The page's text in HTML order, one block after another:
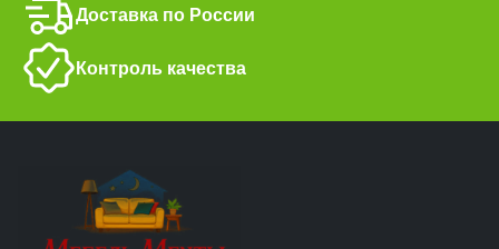
Доставка по России
Контроль качества